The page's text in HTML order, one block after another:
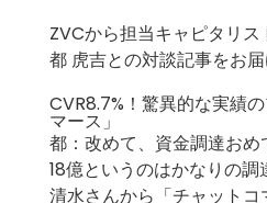
ZVCから担当キャピタリ
都 虎吉との対談記事をお届
CVR8.7%！驚異的な実績
マース」
都：改めて、資金調達お
18億というのはかなりの調
清水さんから「チャット